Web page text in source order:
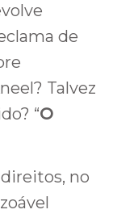
de
Talvez
“O
no